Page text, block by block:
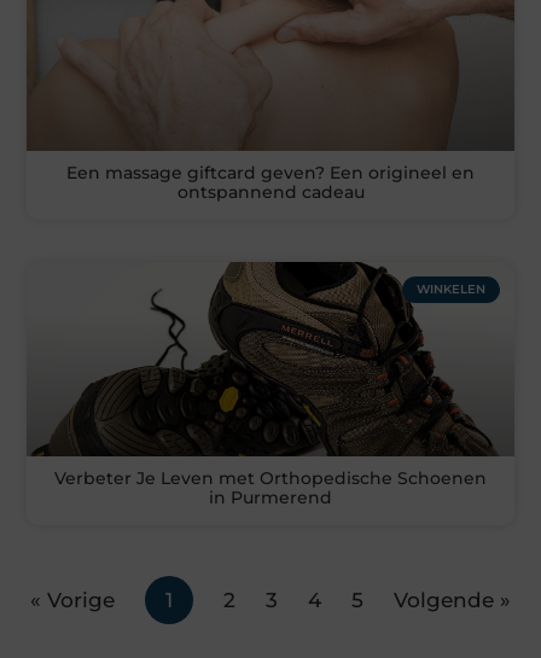
Een massage giftcard geven? Een origineel en
ontspannend cadeau
WINKELEN
Verbeter Je Leven met Orthopedische Schoenen
in Purmerend
« Vorige 1 2 3 4 5 Volgende »